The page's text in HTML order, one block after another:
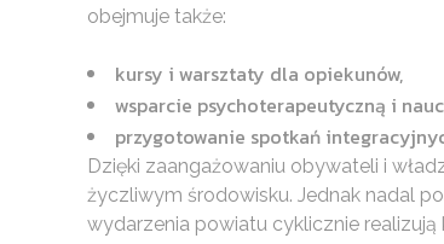
obejmuje także:
kursy i warsztaty dla opiekunów,
wsparcie psychoterapeutyczną i
przygotowanie spotkań
Dzięki zaangażowaniu obywateli i
życzliwym środowisku. Jednak nadal
wydarzenia powiatu cyklicznie